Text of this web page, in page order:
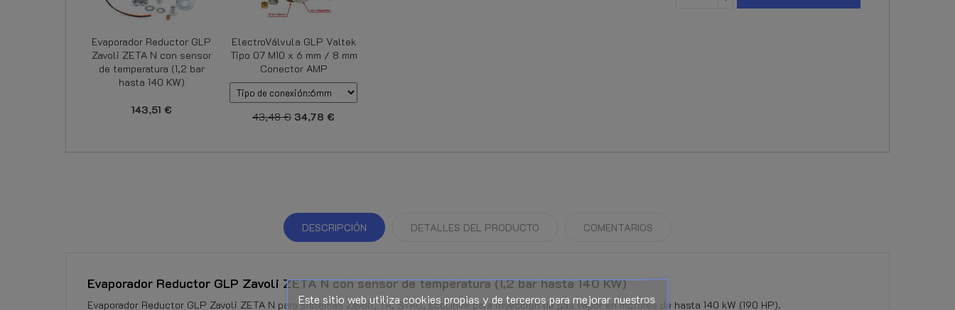
Evaporador Reductor GLP
Zavoli ZETA N con sensor
de temperatura (1,2 bar
hasta 140 KW)
143,51 €
ElectroVálvula GLP Valtek
Tipo 07 M10 x 6 mm / 8 mm
Conector AMP
43,48 € 34,78 €
DESCRIPCIÓN DETALLES DEL PRODUCTO COMENTARIOS
Evaporador Reductor GLP Zavoli ZETA N con sensor de temperatura (1,2 bar hasta 140 KW)
Evaporador Reductor GLP Zavoli ZETA N para sistemas Zavoli, TA, STAG, EcoDrive para inyección de gas vapor en motores de hasta 140 kW (190 HP).
Este sitio web utiliza cookies propias y de terceros para mejorar nuestros